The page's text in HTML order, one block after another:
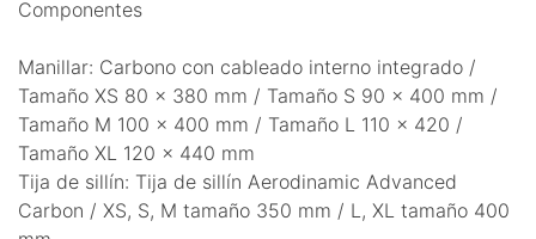
Componentes
Manillar: Carbono con cableado interno integrado /
Tamaño XS 80 x 380 mm / Tamaño S 90 x 400 mm /
Tamaño M 100 x 400 mm / Tamaño L 110 x 420 /
Tamaño XL 120 x 440 mm
Tija de sillín: Tija de sillín Aerodinamic Advanced
Carbon / XS, S, M tamaño 350 mm / L, XL tamaño 400